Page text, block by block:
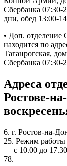
Сбербанка 07:30-
дни, обед 13:00-
• Доп. отделение
находится по
Таганрогская,
Сбербанка 07:30-
Адреса
Ростове-
6. г. Ростов-на-
25. Режим работы
— с 10.00 до
78.